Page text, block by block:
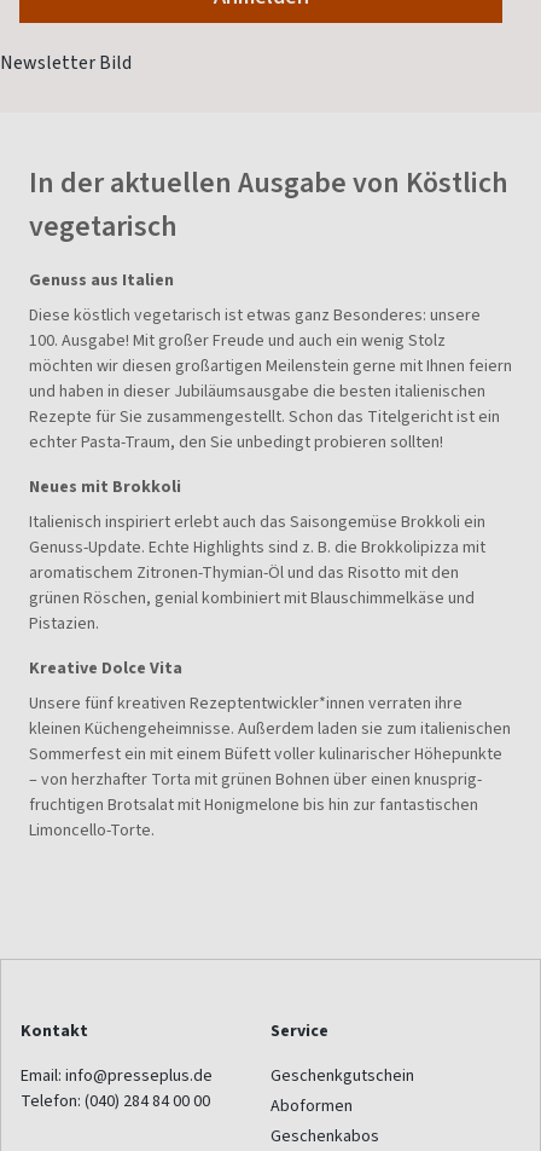
In der aktuellen Ausgabe von Köstlich
vegetarisch
Genuss aus Italien
Diese köstlich vegetarisch ist etwas ganz Besonderes: unsere
100. Ausgabe! Mit großer Freude und auch ein wenig Stolz
möchten wir diesen großartigen Meilenstein gerne mit Ihnen feiern
und haben in dieser Jubiläumsausgabe die besten italienischen
Rezepte für Sie zusammengestellt. Schon das Titelgericht ist ein
echter Pasta-Traum, den Sie unbedingt probieren sollten!
Neues mit Brokkoli
Italienisch inspiriert erlebt auch das Saisongemüse Brokkoli ein
Genuss-Update. Echte Highlights sind z. B. die Brokkolipizza mit
aromatischem Zitronen-Thymian-Öl und das Risotto mit den
grünen Röschen, genial kombiniert mit Blauschimmelkäse und
Pistazien.
Kreative Dolce Vita
Unsere fünf kreativen Rezeptentwickler*innen verraten ihre
kleinen Küchengeheimnisse. Außerdem laden sie zum italienischen
Sommerfest ein mit einem Büfett voller kulinarischer Höhepunkte
– von herzhafter Torta mit grünen Bohnen über einen knusprig-
fruchtigen Brotsalat mit Honigmelone bis hin zur fantastischen
Limoncello-Torte.
Kontakt
Email: info@presseplus.de
Telefon: (040) 284 84 00 00
Service
Geschenkgutschein
Aboformen
Geschenkabos